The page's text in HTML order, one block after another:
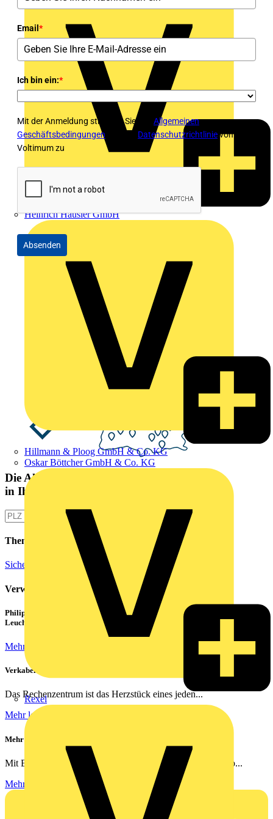
Heinrich Häusler GmbH
Hillmann & Ploog GmbH & Co. KG
Oskar Böttcher GmbH & Co. KG
Rexel
Email *
Ich bin ein:*
Mit der Anmeldung stimmen Sie den Allgemeinen
Geschäftsbedingungen
Datenschutzrichtlinie von
Voltimum zu
Absenden
Die Altlampen Sammelstelle
in Ihrer Nähe
Themen
Sicherheitstechnik und Brandschutz
Verwandte Inhalte
Philips CorePro LED-Röhren: Der preiswerte 1:1 Ersatz für
Leuchtstoffröhren
Mehr lesen
Verkabelung von Rechenzentren
Das Rechenzentrum ist das Herzstück eines jeden...
Mehr lesen
Mehr Sicherheit für zu Hause
Mit Busch-free@home® schlafen Ihre Kunden ruhiger – ob...
Mehr lesen